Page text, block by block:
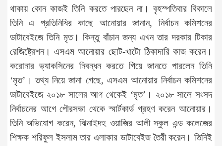
থাকায় কোন কাজই তিনি করতে পারছেন না। বৃহস্পতিবার বিকালে
তিনি এ প্রতিনিধির কাছে আনোয়ার জানান, নির্বাচন কমিশনের
ডাটাবেইজে তিনি মৃত। কিন্তু বাঁচান জন্য এখন তার দরকার টিকার
রেজিষ্ট্রেশন। এসএম আনোয়ার ছোট-খাটো ঠিকাদারি কাজ করেন।
করোনার ভ্যাকসিনের নিবন্ধন করতে গিয়ে জানতে পারলেন তিনি
‘মৃত’ । তথ্য নিয়ে জানা গেছে, এসএম আনোয়ার নির্বাচন কমিশনের
ডাটাবেইজে ২০১৮ সালের আগ থেকেই ‘মৃত’ । ২০১৮ সালে সংসদ
নির্বাচনের আগে পৌরসভা থেকে স্মার্টকার্ড গ্রহণ করেন আনোয়ার।
তিনি অভিযোগ করেন, ঝিনাইদহ ওয়াজির আলী স্কুল এন্ড কলেজের
শিক্ষক শরিফুল ইসলাম তার এলাকার ডাটাবেইজ তৈরী করেন। তিনিই